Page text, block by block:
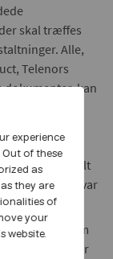
skal træffes
Alle,
Telenors
kan
kan skade
tab, og
og eventuelt
mistanker om
være bange for
experience
of these
as
they are
of
your
website.